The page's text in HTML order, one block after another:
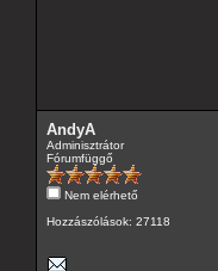
AndyA
Adminisztrátor
Fórumfüggő
Nem elérhető
Hozzászólások: 27118